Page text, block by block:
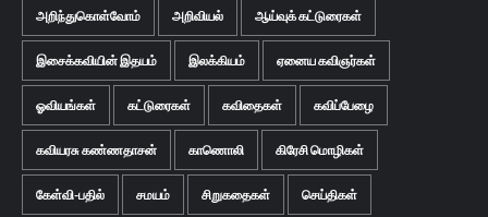
அறிந்துகொள்வோம் அறிவியல் ஆய்வுக் கட்டுரைகள்
இசைக்கவியின் இதயம் இலக்கியம் ஏனைய கவிஞர்கள்
ஓவியங்கள் கட்டுரைகள் கவிதைகள் கவிப்பேழை
கவியரசு கண்ணதாசன் காணொலி கிரேசி மொழிகள்
கேள்வி-பதில் சமயம் சிறுகதைகள் செய்திகள்